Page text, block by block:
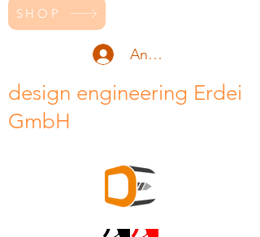
SHOP
Anmelden
design engineering Erdei
GmbH